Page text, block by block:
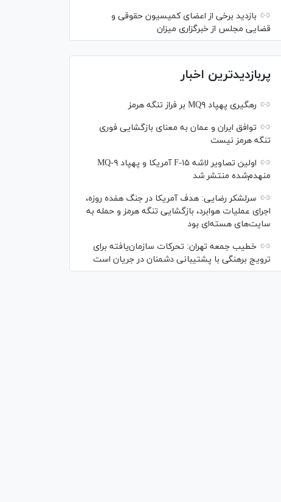
بازدید برخی از اعضای کمیسیون حقوقی و
قضایی مجلس از خبرگزاری میزان
پربازدیدترین اخبار
رهگیری پهپاد MQ۹ بر فراز تنگه هرمز
توافق ایران و عمان به معنای بازگشایی فوری
تنگه هرمز نیست
اولین تصاویر لاشه F-۱۵ آمریکا و پهپاد MQ-۹
منهدم‌شده منتشر شد
سرلشکر رضایی: هدف آمریکا در جنگ هفده روزه،
اجرای عملیات هوابرد، بازگشایی تنگه هرمز و حمله به
سایت‌های هسته‌ای بود
خطیب جمعه تهران: تحرکات سازمان‌یافته برای
ترویج برهنگی با پشتیبانی دشمنان در جریان است